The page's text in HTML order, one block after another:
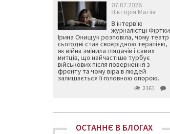
07.07.2026
Вікторія Матіїв
В інтерв'ю
журналістці Фіртки
Ірина Онищук розповіла, чому театр
сьогодні став своєрідною терапією,
як війна змінила глядачів і самих
митців, що найчастіше турбує
військових після повернення з
фронту та чому віра в людей
залишається її головною опорою.
2161
ОСТАННЄ В БЛОГАХ